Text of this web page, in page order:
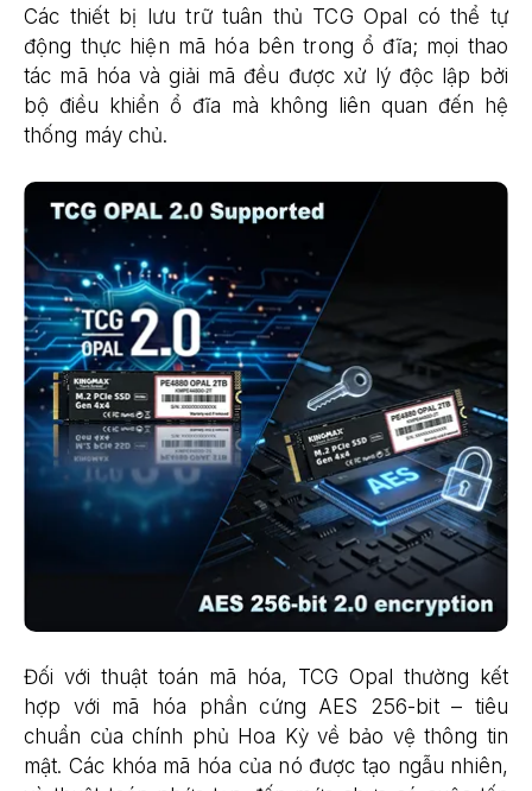
Các thiết bị lưu trữ tuân thủ TCG Opal có thể tự
động thực hiện mã hóa bên trong ổ đĩa; mọi thao
tác mã hóa và giải mã đều được xử lý độc lập bởi
bộ điều khiển ổ đĩa mà không liên quan đến hệ
thống máy chủ.
Đối với thuật toán mã hóa, TCG Opal thường kết
hợp với mã hóa phần cứng AES 256-bit – tiêu
chuẩn của chính phủ Hoa Kỳ về bảo vệ thông tin
mật. Các khóa mã hóa của nó được tạo ngẫu nhiên,